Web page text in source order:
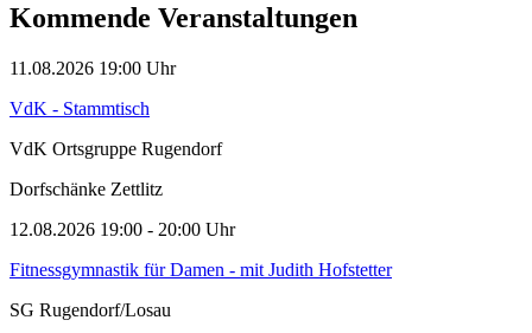
Kommende Veranstaltungen
11.08.2026 19:00 Uhr
VdK - Stammtisch
VdK Ortsgruppe Rugendorf
Dorfschänke Zettlitz
12.08.2026 19:00 - 20:00 Uhr
Fitnessgymnastik für Damen - mit Judith Hofstetter
SG Rugendorf/Losau